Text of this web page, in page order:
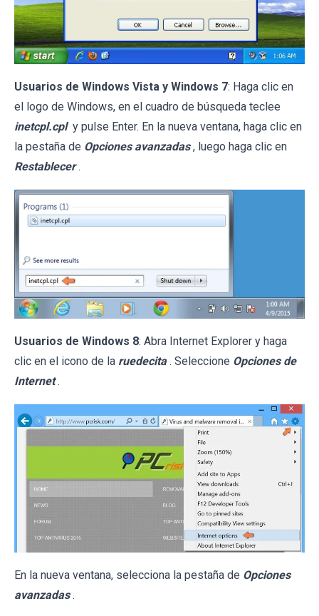
Usuarios de Windows Vista y Windows 7: Haga clic en
el logo de Windows, en el cuadro de búsqueda teclee
inetcpl.cpl y pulse Enter. En la nueva ventana, haga clic en
la pestaña de Opciones avanzadas , luego haga clic en
Restablecer .
Usuarios de Windows 8: Abra Internet Explorer y haga
clic en el icono de la ruedecita . Seleccione Opciones de
Internet .
En la nueva ventana, selecciona la pestaña de Opciones
avanzadas .